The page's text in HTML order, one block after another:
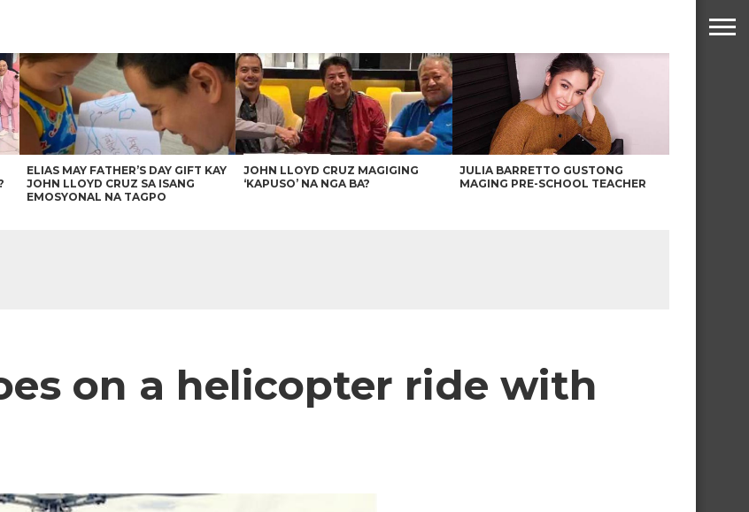
ELIAS MAY FATHER’S DAY GIFT KAY
JOHN LLOYD CRUZ SA ISANG
EMOSYONAL NA TAGPO
JOHN LLOYD CRUZ MAGIGING
‘KAPUSO’ NA NGA BA?
JULIA BARRETTO GUSTONG
MAGING PRE-SCHOOL TEACHER
on a helicopter ride with